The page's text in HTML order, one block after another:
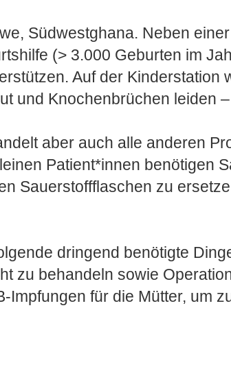
Südwestghana. Neben
(> 3.000 Geburten im
Auf der Kinderstation
und Knochenbrüchen leiden
aber auch alle anderen
Patient*innen benötigen
Sauerstoffflaschen zu
dringend benötigte
zu behandeln sowie
für die Mütter, um